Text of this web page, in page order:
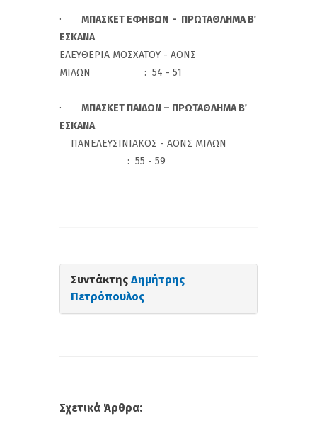
· ΜΠΑΣΚΕΤ ΕΦΗΒΩΝ - ΠΡΩΤΑΘΛΗΜΑ Β΄
ΕΣΚΑΝΑ
ΕΛΕΥΘΕΡΙΑ ΜΟΣΧΑΤΟΥ - ΑΟΝΣ
ΜΙΛΩΝ : 54 - 51
· ΜΠΑΣΚΕΤ ΠΑΙΔΩΝ – ΠΡΩΤΑΘΛΗΜΑ Β΄
ΕΣΚΑΝΑ
ΠΑΝΕΛΕΥΣΙΝΙΑΚΟΣ - ΑΟΝΣ ΜΙΛΩΝ
: 55 - 59
Συντάκτης Δημήτρης
Πετρόπουλος
Σχετικά Άρθρα: